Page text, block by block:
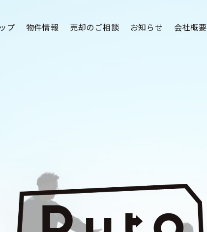
プ 物件情報 売却のご相談 お知らせ 会社概要